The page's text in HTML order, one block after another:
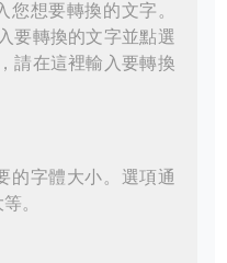
想要轉換的文字。
要轉換的文字並點選
請在這裡輸入要轉換
的字體大小。選項通
。